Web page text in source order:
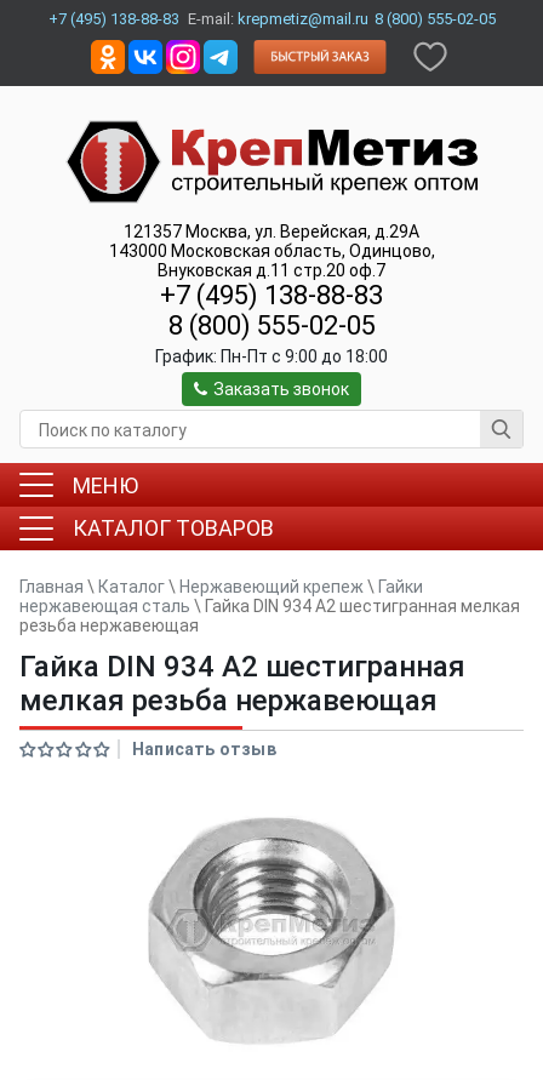
+7 (495) 138-88-83 E-mail: krepmetiz@mail.ru 8 (800) 555-02-05
121357 Москва, ул. Верейская, д.29А
143000 Московская область, Одинцово,
Внуковская д.11 стр.20 оф.7
+7 (495) 138-88-83
8 (800) 555-02-05
График: Пн-Пт c 9:00 до 18:00
Заказать звонок
МЕНЮ
КАТАЛОГ ТОВАРОВ
Главная \ Каталог\ Нержавеющий крепеж \ Гайки
нержавеющая сталь \ Гайка DIN 934 А2 шестигранная мелкая
резьба нержавеющая
Гайка DIN 934 А2 шестигранная
мелкая резьба нержавеющая
Написать отзыв